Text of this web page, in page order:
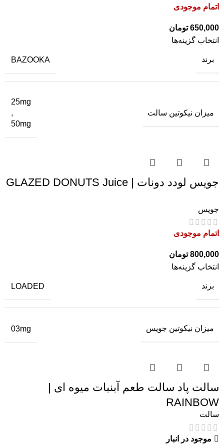
اتمام موجودی
650,000 تومان
انتخاب گزینه‌ها
برند BAZOOKA
میزان نیکوتین سالت
25mg
,
50mg
جویس لودد دونات | GLAZED DONUTS Juice
جویس
اتمام موجودی
800,000 تومان
انتخاب گزینه‌ها
برند LOADED
میزان نیکوتین جویس 03mg
سالت پاد سالت طعم آبنبات میوه ای |
RAINBOW
سالت
موجود در انبار